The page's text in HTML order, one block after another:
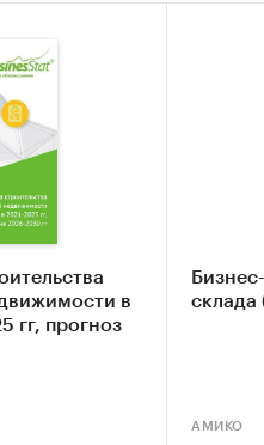
в
гг, прогноз
АМИКО